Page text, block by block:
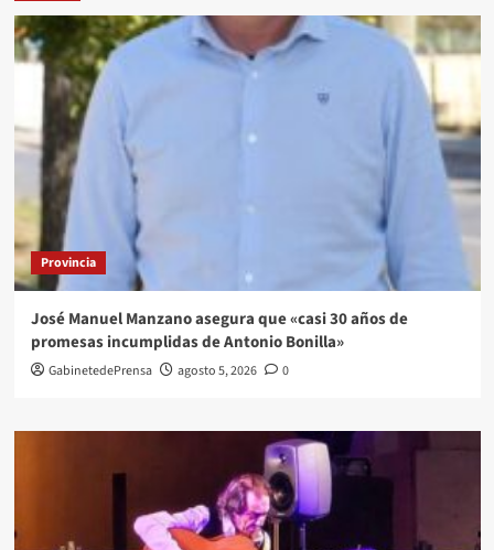
Provincia
José Manuel Manzano asegura que «casi 30 años de
promesas incumplidas de Antonio Bonilla»
GabinetedePrensa agosto 5, 2026 0